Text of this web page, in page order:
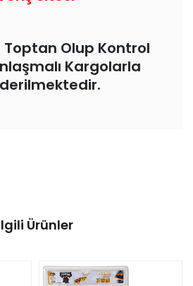
Toptan Olup Kontrol
Kargolarla
Ürünler